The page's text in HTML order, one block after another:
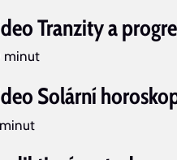
Tranzity a
minut
Solární